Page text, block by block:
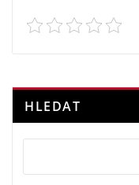
HLEDAT